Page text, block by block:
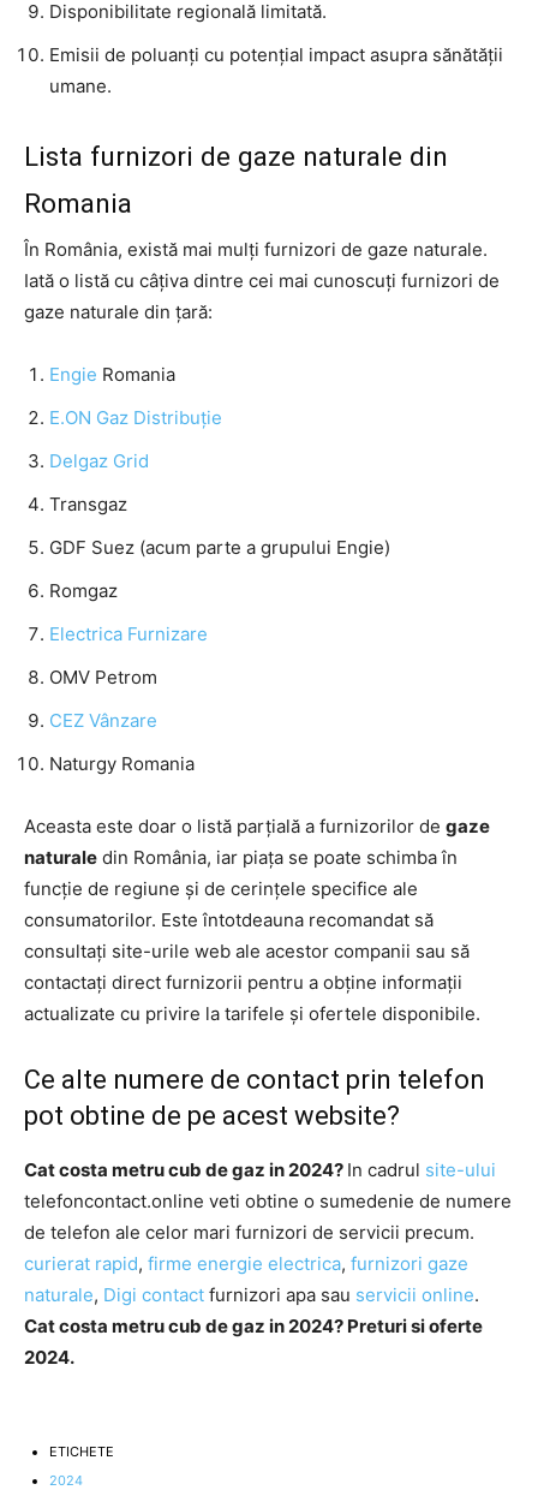
Disponibilitate regională limitată.
Emisii de poluanți cu potențial impact asupra sănătății
umane.
Lista furnizori de gaze naturale din
Romania
În România, există mai mulți furnizori de gaze naturale.
Iată o listă cu câțiva dintre cei mai cunoscuți furnizori de
gaze naturale din țară:
Engie Romania
E.ON Gaz Distribuție
Delgaz Grid
Transgaz
GDF Suez (acum parte a grupului Engie)
Romgaz
Electrica Furnizare
OMV Petrom
CEZ Vânzare
Naturgy Romania
Aceasta este doar o listă parțială a furnizorilor de gaze
naturale din România, iar piața se poate schimba în
funcție de regiune și de cerințele specifice ale
consumatorilor. Este întotdeauna recomandat să
consultați site-urile web ale acestor companii sau să
contactați direct furnizorii pentru a obține informații
actualizate cu privire la tarifele și ofertele disponibile.
Ce alte numere de contact prin telefon
pot obtine de pe acest website?
Cat costa metru cub de gaz in 2024? In cadrul site-ului
telefoncontact.online veti obtine o sumedenie de numere
de telefon ale celor mari furnizori de servicii precum.
curierat rapid, firme energie electrica, furnizori gaze
naturale, Digi contact furnizori apa sau servicii online.
Cat costa metru cub de gaz in 2024? Preturi si oferte
2024.
ETICHETE
2024